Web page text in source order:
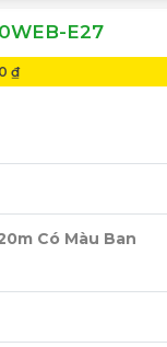
E27
₫
Có Màu Ban